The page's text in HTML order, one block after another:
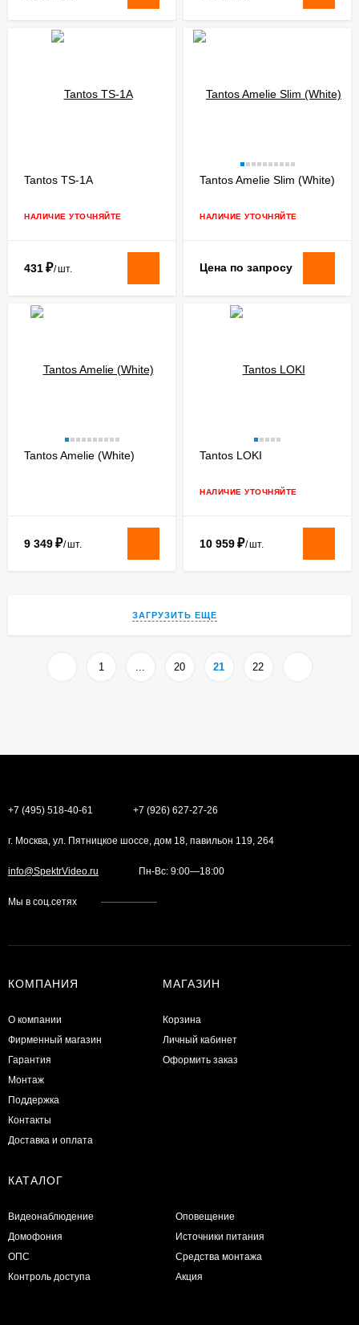
Tantos TS-1A
НАЛИЧИЕ УТОЧНЯЙТЕ
431₽/шт.
Tantos Amelie Slim (White)
НАЛИЧИЕ УТОЧНЯЙТЕ
Цена по запросу
Tantos Amelie (White)
9 349₽/шт.
Tantos LOKI
НАЛИЧИЕ УТОЧНЯЙТЕ
10 959₽/шт.
ЗАГРУЗИТЬ ЕЩЕ
1 20 21 22
+7 (495) 518-40-61 +7 (926) 627-27-26
г. Москва, ул. Пятницкое шоссе, дом 18, павильон 119, 264
info@SpektrVideo.ru Пн-Вс: 9:00—18:00
Мы в соц.сетях
КОМПАНИЯ
О компании
Фирменный магазин
Гарантия
Монтаж
Поддержка
Контакты
Доставка и оплата
МАГАЗИН
Корзина
Личный кабинет
Оформить заказ
КАТАЛОГ
Видеонаблюдение
Домофония
ОПС
Контроль доступа
Оповещение
Источники питания
Средства монтажа
Акция